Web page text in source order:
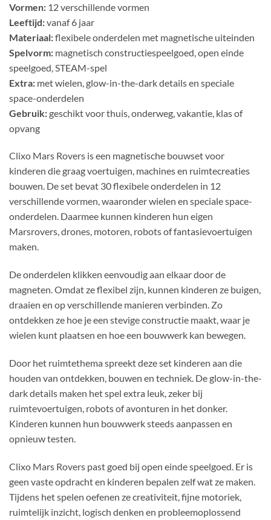
Vormen: 12 verschillende vormen
Leeftijd:vanaf 6 jaar
Materiaal:flexibele onderdelen met magnetische uiteinden
Spelvorm: magnetisch constructiespeelgoed, open einde
speelgoed, STEAM-spel
Extra: met wielen, glow-in-the-dark details en speciale
space-onderdelen
Gebruik:geschikt voor thuis, onderweg, vakantie, klas of
opvang
Clixo Mars Rovers is een magnetische bouwset voor
kinderen die graag voertuigen, machines en ruimtecreaties
bouwen. De set bevat 30 flexibele onderdelen in 12
verschillende vormen, waaronder wielen en speciale space-
onderdelen. Daarmee kunnen kinderen hun eigen
Marsrovers, drones, motoren, robots of fantasievoertuigen
maken.
De onderdelen klikken eenvoudig aan elkaar door de
magneten. Omdat ze flexibel zijn, kunnen kinderen ze buigen,
draaien en op verschillende manieren verbinden. Zo
ontdekken ze hoe je een stevige constructie maakt, waar je
wielen kunt plaatsen en hoe een bouwwerk kan bewegen.
Door het ruimtethema spreekt deze set kinderen aan die
houden van ontdekken, bouwen en techniek. De glow-in-the-
dark details maken het spel extra leuk, zeker bij
ruimtevoertuigen, robots of avonturen in het donker.
Kinderen kunnen hun bouwwerk steeds aanpassen en
opnieuw testen.
Clixo Mars Rovers past goed bij open einde speelgoed. Er is
geen vaste opdracht en kinderen bepalen zelf wat ze maken.
Tijdens het spelen oefenen ze creativiteit, fijne motoriek,
ruimtelijk inzicht, logisch denken en probleemoplossend